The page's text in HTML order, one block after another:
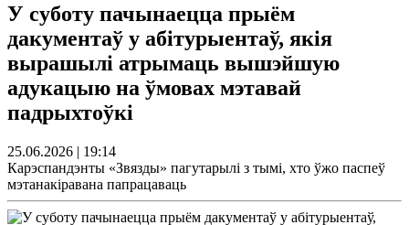
У суботу пачынаецца прыём
дакументаў у абітурыентаў, якія
вырашылі атрымаць вышэйшую
адукацыю на ўмовах мэтавай
падрыхтоўкі
25.06.2026 | 19:14
Карэспандэнты «Звязды» пагутарылі з тымі, хто ўжо паспеў
мэтанакіравана папрацаваць